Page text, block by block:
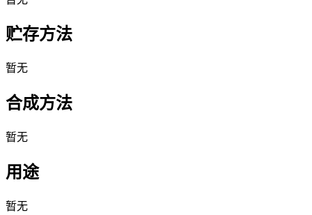
贮存方法
暂无
合成方法
暂无
用途
暂无